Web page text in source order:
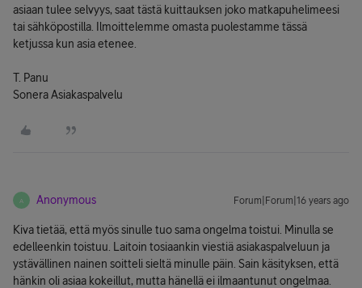
asiaan tulee selvyys, saat tästä kuittauksen joko matkapuhelimeesi
tai sähköpostilla. Ilmoittelemme omasta puolestamme tässä
ketjussa kun asia etenee.
T. Panu
Sonera Asiakaspalvelu
A Anonymous Forum|Forum|16 years ago
Kiva tietää, että myös sinulle tuo sama ongelma toistui. Minulla se
edelleenkin toistuu. Laitoin tosiaankin viestiä asiakaspalveluun ja
ystävällinen nainen soitteli sieltä minulle päin. Sain käsityksen, että
hänkin oli asiaa kokeillut, mutta hänellä ei ilmaantunut ongelmaa.